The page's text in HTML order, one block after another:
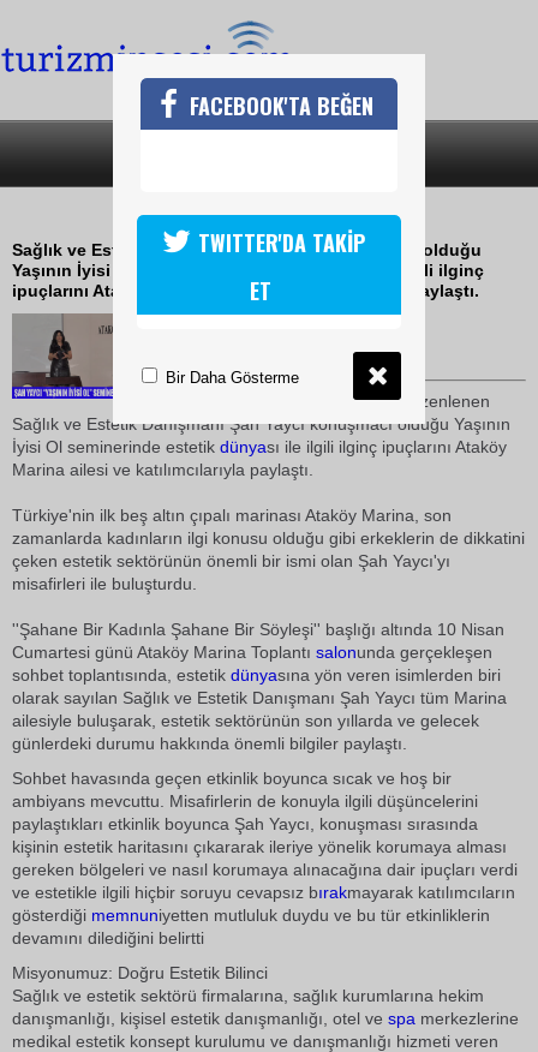
ATAKÖY MARİNADA YAŞININ İYİSİ OL
Sağlık ve Estetik Danışmanı Şah Yaycı konuşmacı olduğu
Yaşının İyisi Ol seminerinde estetik dünyası ile ilgili ilginç
ipuçlarını Ataköy Marina ailesi ve katılımcılarıyla paylaştı.
Ataköy Marina tarafından düzenlenen
Sağlık ve Estetik Danışmanı Şah Yaycı konuşmacı olduğu Yaşının
İyisi Ol seminerinde estetik dünyası ile ilgili ilginç ipuçlarını Ataköy
Marina ailesi ve katılımcılarıyla paylaştı.
Türkiye'nin ilk beş altın çıpalı marinası Ataköy Marina, son
zamanlarda kadınların ilgi konusu olduğu gibi erkeklerin de dikkatini
çeken estetik sektörünün önemli bir ismi olan Şah Yaycı'yı
misafirleri ile buluşturdu.
''Şahane Bir Kadınla Şahane Bir Söyleşi'' başlığı altında 10 Nisan
Cumartesi günü Ataköy Marina Toplantı salonunda gerçekleşen
sohbet toplantısında, estetik dünyasına yön veren isimlerden biri
olarak sayılan Sağlık ve Estetik Danışmanı Şah Yaycı tüm Marina
ailesiyle buluşarak, estetik sektörünün son yıllarda ve gelecek
günlerdeki durumu hakkında önemli bilgiler paylaştı.
Sohbet havasında geçen etkinlik boyunca sıcak ve hoş bir
ambiyans mevcuttu. Misafirlerin de konuyla ilgili düşüncelerini
paylaştıkları etkinlik boyunca Şah Yaycı, konuşması sırasında
kişinin estetik haritasını çıkararak ileriye yönelik korumaya alması
gereken bölgeleri ve nasıl korumaya alınacağına dair ipuçları verdi
ve estetikle ilgili hiçbir soruyu cevapsız bırakmayarak katılımcıların
gösterdiği memnuniyetten mutluluk duydu ve bu tür etkinliklerin
devamını dilediğini belirtti
Misyonumuz: Doğru Estetik Bilinci
Sağlık ve estetik sektörü firmalarına, sağlık kurumlarına hekim
danışmanlığı, kişisel estetik danışmanlığı, otel ve spa merkezlerine
medikal estetik konsept kurulumu ve danışmanlığı hizmeti veren
FACEBOOK'TA BEĞEN
TWITTER'DA TAKİP
ET
Bir Daha Gösterme